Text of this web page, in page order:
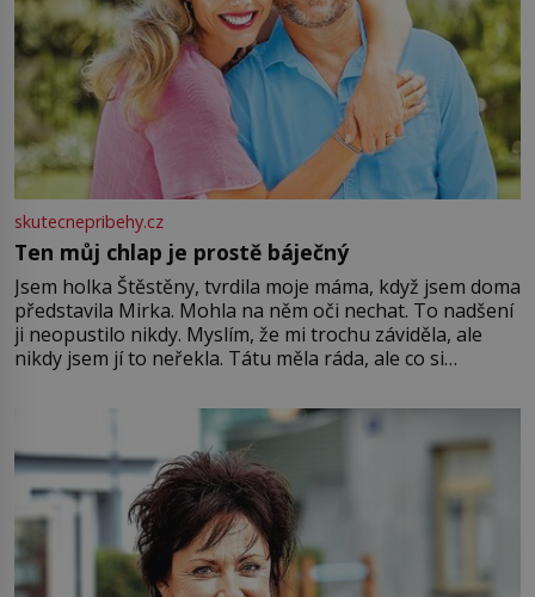
skutecnepribehy.cz
Ten můj chlap je prostě báječný
Jsem holka Štěstěny, tvrdila moje máma, když jsem doma
představila Mirka. Mohla na něm oči nechat. To nadšení
ji neopustilo nikdy. Myslím, že mi trochu záviděla, ale
nikdy jsem jí to neřekla. Tátu měla ráda, ale co si
Jsme spolu moc rádi Tehdy byla jiná doba, když